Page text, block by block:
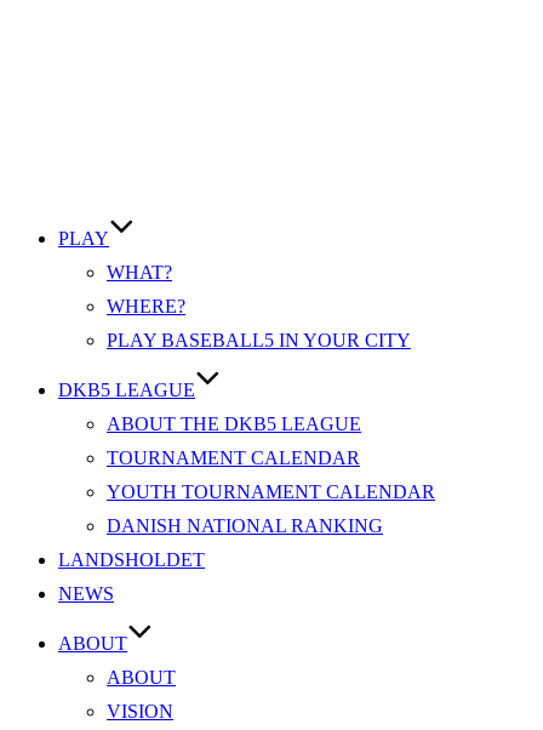
PLAY
WHAT?
WHERE?
PLAY BASEBALL5 IN YOUR CITY
DKB5 LEAGUE
ABOUT THE DKB5 LEAGUE
TOURNAMENT CALENDAR
YOUTH TOURNAMENT CALENDAR
DANISH NATIONAL RANKING
LANDSHOLDET
NEWS
ABOUT
ABOUT
VISION